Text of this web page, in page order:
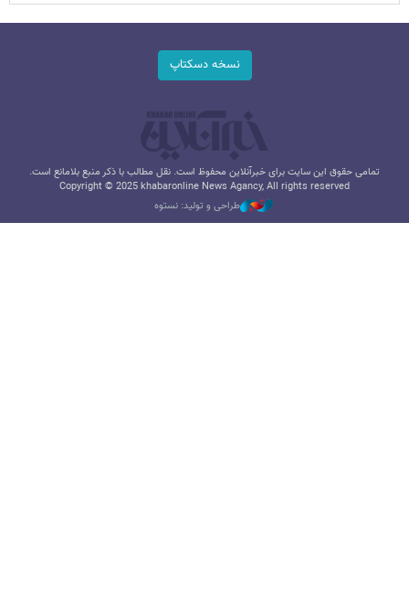
نسخه دسکتاپ
تمامی حقوق این سایت برای خبرآنلاین محفوظ است. نقل مطالب با ذکر منبع بلامانع است.
Copyright © 2025 khabaronline News Agancy, All rights reserved
طراحی و تولید: نستوه